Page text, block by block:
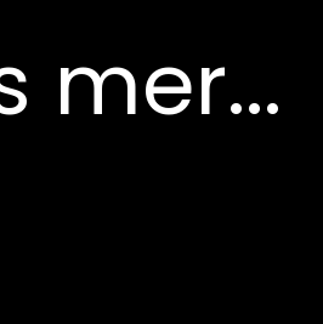
mer...